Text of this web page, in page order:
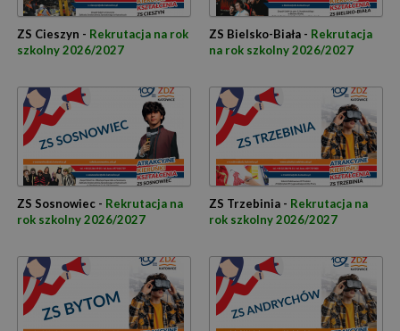
ZS Cieszyn - Rekrutacja na rok
szkolny 2026/2027
ZS Bielsko-Biała - Rekrutacja
na rok szkolny 2026/2027
ZS Sosnowiec - Rekrutacja na
rok szkolny 2026/2027
ZS Trzebinia - Rekrutacja na
rok szkolny 2026/2027